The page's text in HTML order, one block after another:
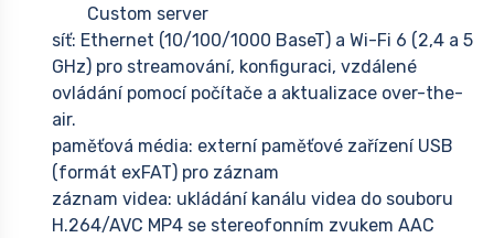
Custom server
síť: Ethernet (10/100/1000 BaseT) a Wi-Fi 6 (2,4 a 5
GHz) pro streamování, konfiguraci, vzdálené
ovládání pomocí počítače a aktualizace over-the-
air.
paměťová média: externí paměťové zařízení USB
(formát exFAT) pro záznam
záznam videa: ukládání kanálu videa do souboru
H.264/AVC MP4 se stereofonním zvukem AAC